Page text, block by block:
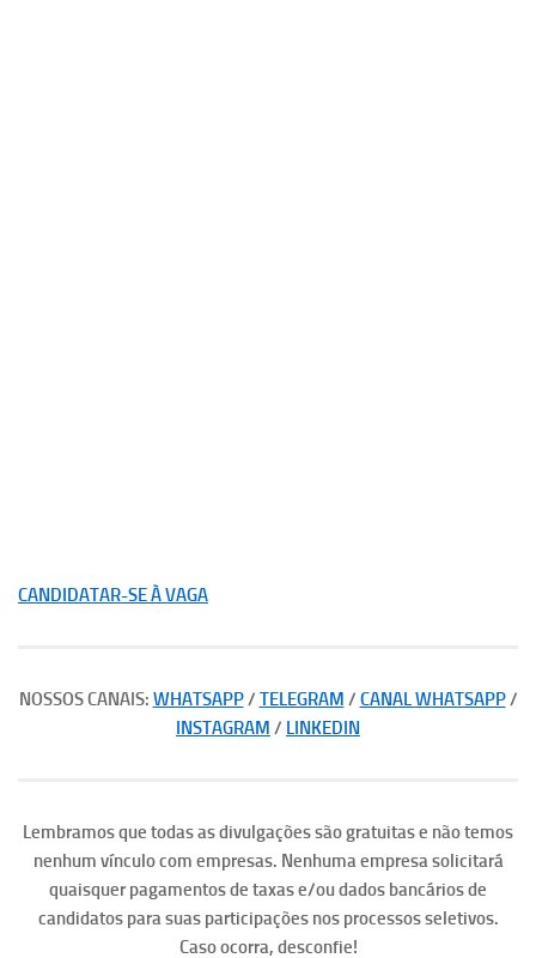
CANDIDATAR-SE À VAGA
NOSSOS CANAIS: WHATSAPP/ TELEGRAM / CANAL WHATSAPP/
INSTAGRAM / LINKEDIN
Lembramos que todas as divulgações são gratuitas e não temos
nenhum vínculo com empresas. Nenhuma empresa solicitará
quaisquer pagamentos de taxas e/ou dados bancários de
candidatos para suas participações nos processos seletivos.
Caso ocorra, desconfie!